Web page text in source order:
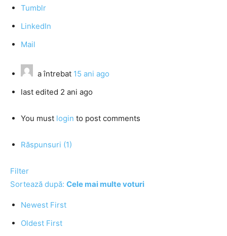
Tumblr
LinkedIn
Mail
a întrebat 15 ani ago
last edited 2 ani ago
You must login to post comments
Răspunsuri (1)
Filter
Sortează după: Cele mai multe voturi
Newest First
Oldest First